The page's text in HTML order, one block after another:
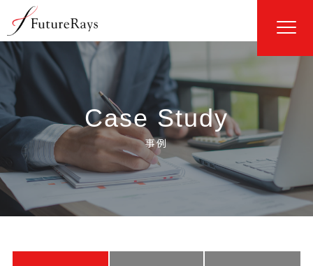
Case Study